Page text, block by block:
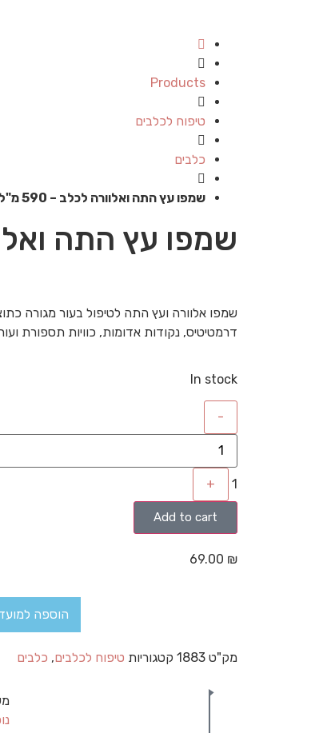
Products
טיפוח לכלבים
כלבים
שמפו עץ התה ואלוורה לכלב – 590 מ"ל
שמפו עץ התה ואלוורה
שמפו אלוורה ועץ התה לטיפול בעור מגורה
דרמטיטיס, נקודות אדומות, כוויות תספורת
In stock
-
1
+
Add to cart
69.00 ₪
הוספה
מק"ט 1883 קטגוריות טיפוח לכלבים, כלבים